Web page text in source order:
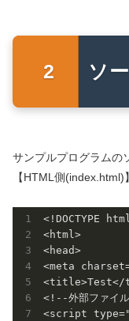
ソ
サンプルプログラムの
【HTML側(index.html)】
<!DOCTYPE
<html>
<head>
<meta
<!--外部ファイ
<script